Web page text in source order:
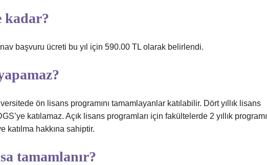
kadar?
başvuru ücreti bu yıl için 590.00 TL olarak belirlendi.
ön lisans programını tamamlayanlar katılabilir. Dört yıllık lisans
katılamaz. Açık lisans programları için fakültelerde 2 yıllık programı
katılma hakkına sahiptir.
tamamlanır?